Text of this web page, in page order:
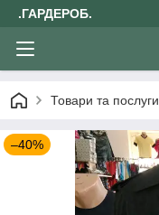
.ГАРДЕРОБ.
Товари та послуги
–40%